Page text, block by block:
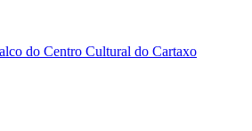
do Centro Cultural do Cartaxo